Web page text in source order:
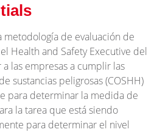
metodología de evaluación de
Health and Safety Executive del
las empresas a cumplir las
sustancias peligrosas (COSHH)
para determinar la medida de
la tarea que está siendo
para determinar el nivel